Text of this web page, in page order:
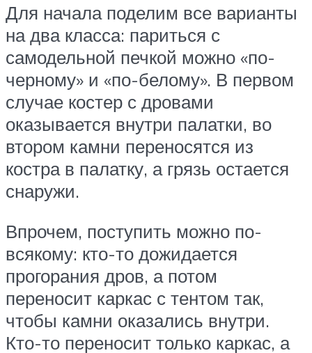
Для начала поделим все варианты
на два класса: париться с
самодельной печкой можно «по-
черному» и «по-белому». В первом
случае костер с дровами
оказывается внутри палатки, во
втором камни переносятся из
костра в палатку, а грязь остается
снаружи.
Впрочем, поступить можно по-
всякому: кто-то дожидается
прогорания дров, а потом
переносит каркас с тентом так,
чтобы камни оказались внутри.
Кто-то переносит только каркас, а